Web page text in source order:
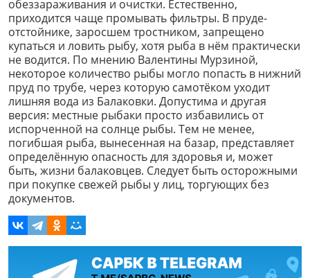
обеззараживания и очистки. Естественно,
приходится чаще промывать фильтры. В пруде-
отстойнике, заросшем тростником, запрещено
купаться и ловить рыбу, хотя рыба в нём практически
не водится. По мнению Валентины Мурзиной,
некоторое количество рыбы могло попасть в нижний
пруд по трубе, через которую самотёком уходит
лишняя вода из Балаковки. Допустима и другая
версия: местные рыбаки просто избавились от
испорченной на солнце рыбы. Тем не менее,
погибшая рыба, вынесенная на базар, представляет
определённую опасность для здоровья и, может
быть, жизни балаковцев. Следует быть осторожными
при покупке свежей рыбы у лиц, торгующих без
документов.